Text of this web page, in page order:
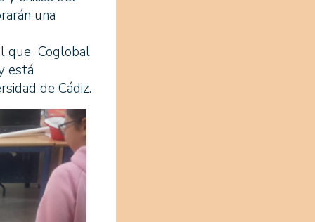
una
que Coglobal
está
de Cádiz.